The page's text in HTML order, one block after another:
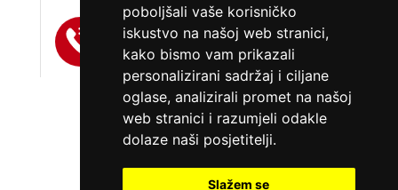
poboljšali vaše korisničko
iskustvo na našoj web stranici,
kako bismo vam prikazali
personalizirani sadržaj i ciljane
oglase, analizirali promet na našoj
web stranici i razumjeli odakle
dolaze naši posjetitelji.
Slažem se
Broj: 064/677-677
tel:0,93€ - mob:1,12€ min
VIŠE DAMA